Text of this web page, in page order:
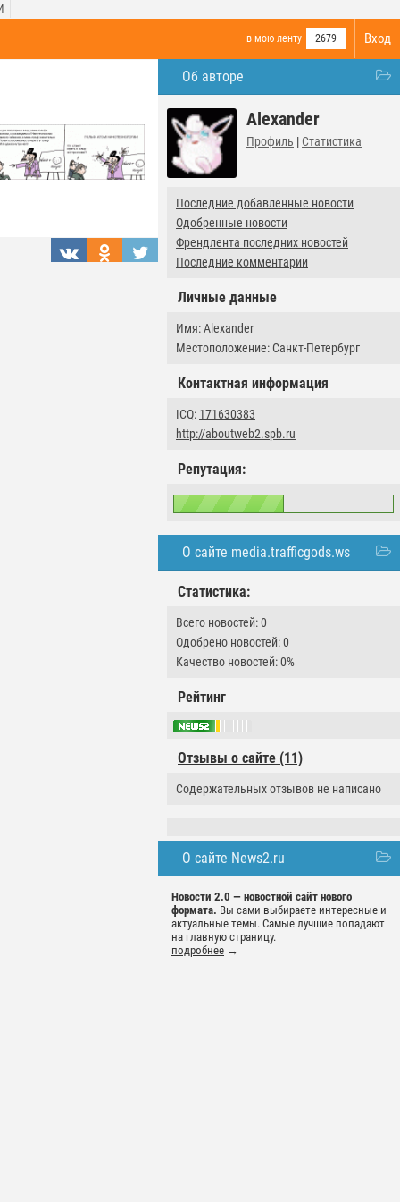
Вход
в мою ленту 2679
Об авторе
Alexander
Профиль | Статистика
Последние добавленные новости
Одобренные новости
Френдлента последних новостей
Последние комментарии
Личные данные
Имя: Alexander
Местоположение: Санкт-Петербург
Контактная информация
ICQ: 171630383
http://aboutweb2.spb.ru
Репутация:
О сайте media.trafficgods.ws
Статистика:
Всего новостей: 0
Одобрено новостей: 0
Качество новостей: 0%
Рейтинг
Отзывы о сайте (11)
Содержательных отзывов не написано
О сайте News2.ru
Новости 2.0 — новостной сайт нового
формата. Вы сами выбираете интересные и
актуальные темы. Самые лучшие попадают
на главную страницу.
подробнее →